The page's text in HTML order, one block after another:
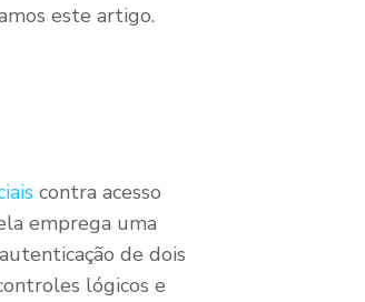
este artigo.
contra acesso
emprega uma
de dois
lógicos e